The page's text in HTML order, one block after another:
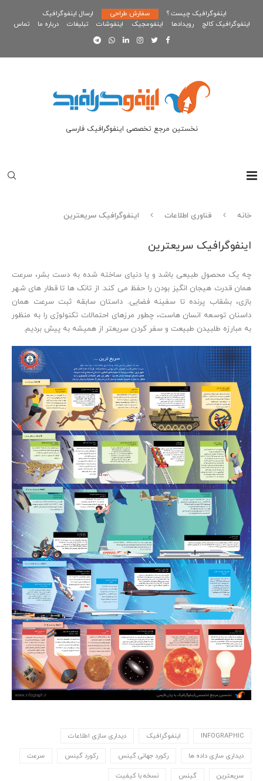
اینفوگرافیک چیست ؟ سفارش طراحی
ارسال اینفوگرافیک
اینفوگرافیک کالج
رویدادها اینفومجیک اینفوشات تبلیغات درباره ما تماس
نخستین مرجع تخصصی اینفوگرافیک فارسی
خانه فناوری اطلاعات اینفوگرافیک سریعترین
اینفوگرافیک سریعترین
چه یک محصول طبیعی باشد و یا دنیای ساخته شده به دست بشر، سرعت
همان قدرت هیجان انگیز بودن را حفظ می کند. از تانک ها تا قطار های شهر
بازی، بشقاب پرنده تا سفینه فضایی. داستان سابقه ثبت سرعت همان
داسنان توسعه انسان هاست، چطور مرزهای احتمالات تکنولوژی را به منظور
به مبارزه طلبیدن طبیعت و سفر کردن سریعتر از همیشه به پیش بردیم.
INFOGRAPHIC اینفوگرافیک دیداری سازی اطلاعات
دیداری سازی داده ها رکورد جهانی گینس رکورد گینس سرعت
سریعترین گینس نسخه با کیفیت